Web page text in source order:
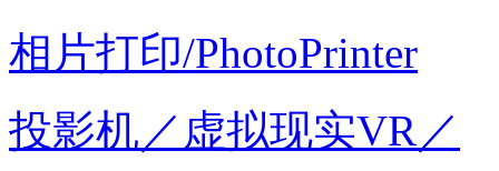
相片打印/PhotoPrinter
投影机／虚拟现实VR／